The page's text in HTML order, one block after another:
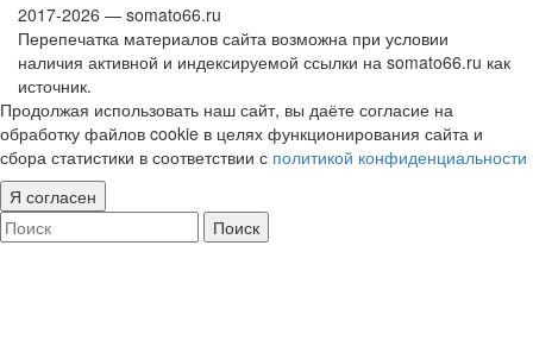
2017-2026 — somato66.ru
Перепечатка материалов сайта возможна при условии
наличия активной и индексируемой ссылки на somato66.ru как
источник.
Продолжая использовать наш сайт, вы даёте согласие на
обработку файлов cookie в целях функционирования сайта и
сбора статистики в соответствии с политикой конфиденциальности
Я согласен
Поиск